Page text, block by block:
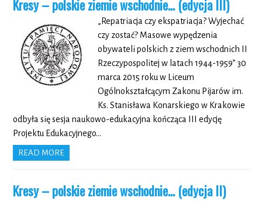
Kresy – polskie ziemie wschodnie… (edycja III)
„Repatriacja czy ekspatriacja? Wyjechać
czy zostać? Masowe wypędzenia
obywateli polskich z ziem wschodnich II
Rzeczypospolitej w latach 1944-1959” 30
marca 2015 roku w Liceum
Ogólnokształcącym Zakonu Pijarów im.
Ks. Stanisława Konarskiego w Krakowie
odbyła się sesja naukowo-edukacyjna kończąca III edycję
Projektu Edukacyjnego…
READ MORE
Kresy – polskie ziemie wschodnie… (edycja II)